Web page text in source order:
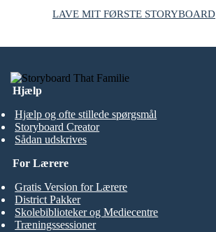
LAVE MIT FØRSTE STORYBOARD
Hjælp
Hjælp og ofte stillede spørgsmål
Storyboard Creator
Sådan udskrives
For Lærere
Gratis Version for Lærere
District Pakker
Skolebiblioteker og Mediecentre
Træningssessioner